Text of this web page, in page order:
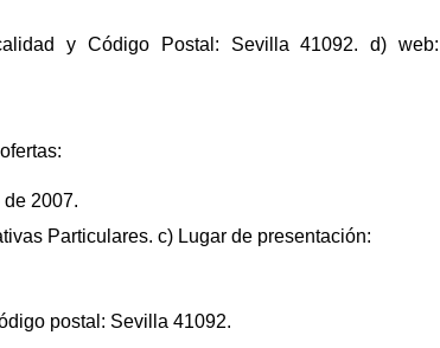
y Código Postal: Sevilla 41092. d) web:
2007.
Particulares. c) Lugar de presentación:
postal: Sevilla 41092.